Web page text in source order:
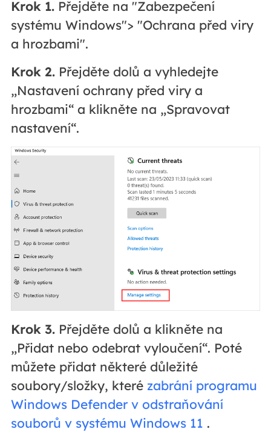
Krok 1.Přejděte na "Zabezpečení
systému Windows"> "Ochrana před viry
a hrozbami".
Krok 2.Přejděte dolů a vyhledejte
„Nastavení ochrany před viry a
hrozbami“ a klikněte na „Spravovat
nastavení“.
Krok 3.Přejděte dolů a klikněte na
„Přidat nebo odebrat vyloučení“. Poté
můžete přidat některé důležité
soubory/složky, které zabrání programu
Windows Defender v odstraňování
souborů v systému Windows 11 .